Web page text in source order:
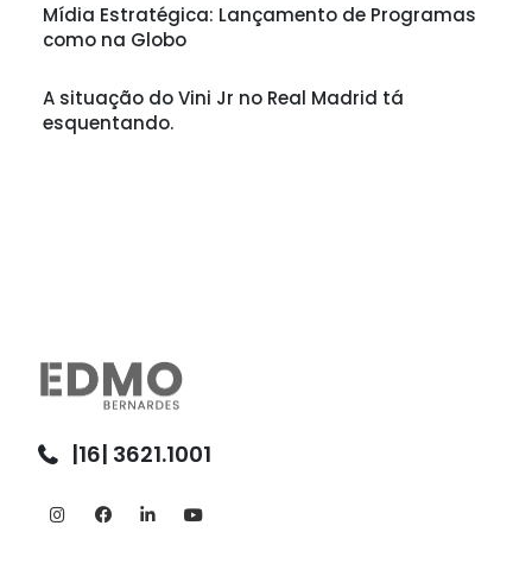
Mídia Estratégica: Lançamento de Programas
como na Globo
A situação do Vini Jr no Real Madrid tá
esquentando.
|16| 3621.1001